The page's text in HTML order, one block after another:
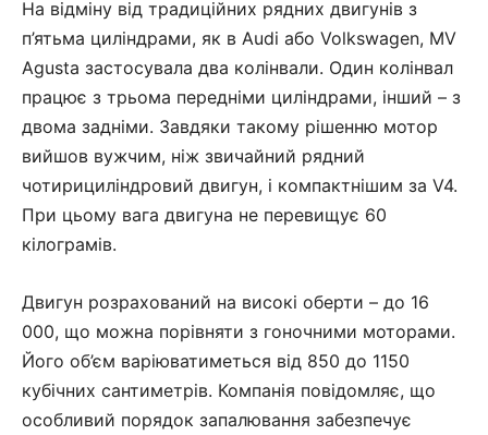
На відміну від традиційних рядних двигунів з
п’ятьма циліндрами, як в Audi або Volkswagen, MV
Agusta застосувала два колінвали. Один колінвал
працює з трьома передніми циліндрами, інший – з
двома задніми. Завдяки такому рішенню мотор
вийшов вужчим, ніж звичайний рядний
чотирициліндровий двигун, і компактнішим за V4.
При цьому вага двигуна не перевищує 60
кілограмів.
Двигун розрахований на високі оберти – до 16
000, що можна порівняти з гоночними моторами.
Його об’єм варіюватиметься від 850 до 1150
кубічних сантиметрів. Компанія повідомляє, що
особливий порядок запалювання забезпечує